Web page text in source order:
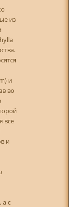
из
и
во
все
и
а с